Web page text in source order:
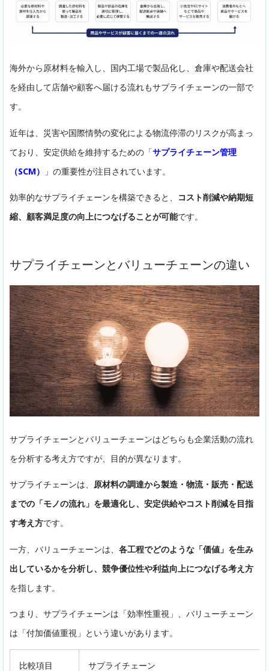
海外から原材料を輸入し、国内工場で製品化し、倉庫や配送会社
を経由して店舗や顧客へ届ける流れもサプライチェーンの一部で
す。
近年は、災害や国際情勢の変化による物流停滞のリスクが高まっ
ており、安定供給を維持するための「サプライチェーン管理
（SCM）
」の重要性が注目されています。
効率的なサプライチェーンを構築できると、
コスト削減や納期短
縮、顧客満足度の向上につなげることが可能です。
サプライチェーンとバリューチェーンの違い
サプライチェーンとバリューチェーンはどちらも企業活動の流れ
を分析する考え方ですが、目的が異なります。
サプライチェーンは、 原材料の調達から製造・物流・販売・配送
までの「モノの流れ」を最適化し、安定供給やコスト削減を目指
す考え方です。
一方、バリューチェーンは、 各工程でどのような「価値」を生み
出しているかを分析し、競争優位性や利益向上につなげる考え方
を指します。
つまり、サプライチェーンは「効率性重視」、バリューチェーン
は「付加価値重視」という違いがあります。
比較項目 サプライチェーン